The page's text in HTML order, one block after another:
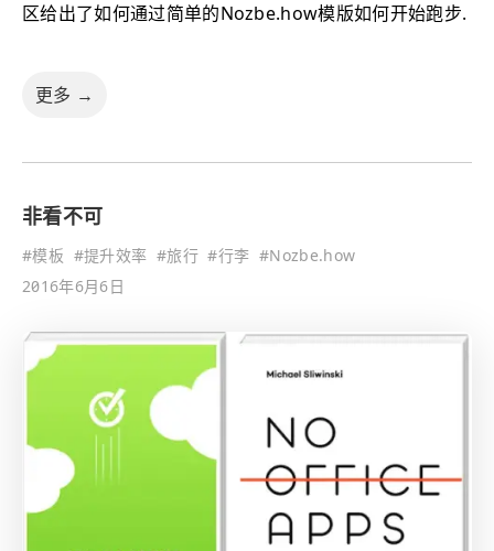
区给出了如何通过简单的Nozbe.how模版如何开始跑步.
更多 →
非看不可
#模板 #提升效率 #旅行#行李 #Nozbe.how
2016年6月6日